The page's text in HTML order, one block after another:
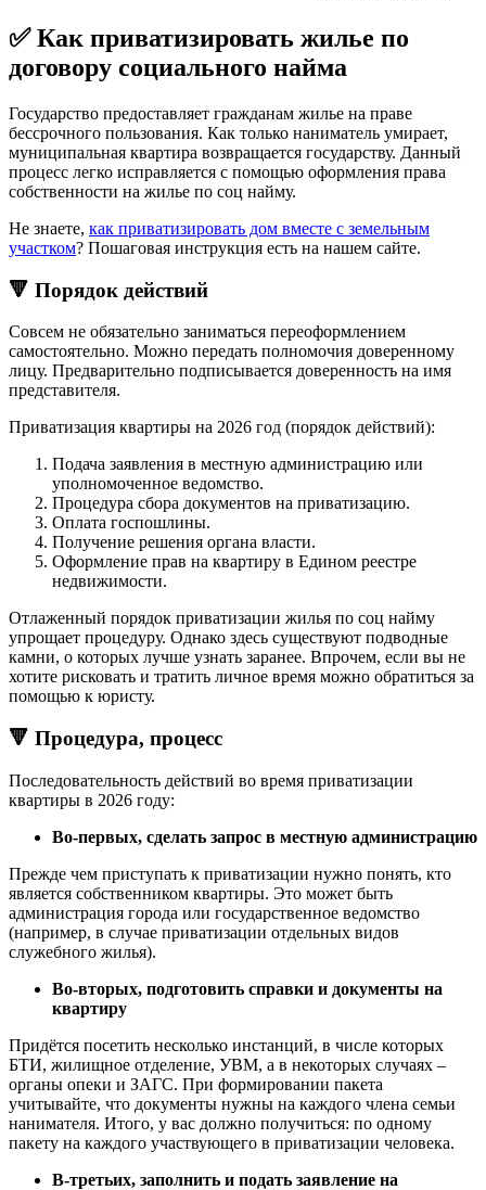
✅ Как приватизировать жилье по
договору социального найма
Государство предоставляет гражданам жилье на праве
бессрочного пользования. Как только наниматель умирает,
муниципальная квартира возвращается государству. Данный
процесс легко исправляется с помощью оформления права
собственности на жилье по соц найму.
Не знаете, как приватизировать дом вместе с земельным
участком? Пошаговая инструкция есть на нашем сайте.
🔻 Порядок действий
Совсем не обязательно заниматься переоформлением
самостоятельно. Можно передать полномочия доверенному
лицу. Предварительно подписывается доверенность на имя
представителя.
Приватизация квартиры на 2026 год (порядок действий):
Подача заявления в местную администрацию или
уполномоченное ведомство.
Процедура сбора документов на приватизацию.
Оплата госпошлины.
Получение решения органа власти.
Оформление прав на квартиру в Едином реестре
недвижимости.
Отлаженный порядок приватизации жилья по соц найму
упрощает процедуру. Однако здесь существуют подводные
камни, о которых лучше узнать заранее. Впрочем, если вы не
хотите рисковать и тратить личное время можно обратиться за
помощью к юристу.
🔻 Процедура, процесс
Последовательность действий во время приватизации
квартиры в 2026 году:
Во-первых, сделать запрос в местную администрацию
Прежде чем приступать к приватизации нужно понять, кто
является собственником квартиры. Это может быть
администрация города или государственное ведомство
(например, в случае приватизации отдельных видов
служебного жилья).
Во-вторых, подготовить справки и документы на
квартиру
Придётся посетить несколько инстанций, в числе которых
БТИ, жилищное отделение, УВМ, а в некоторых случаях –
органы опеки и ЗАГС. При формировании пакета
учитывайте, что документы нужны на каждого члена семьи
нанимателя. Итого, у вас должно получиться: по одному
пакету на каждого участвующего в приватизации человека.
В-третьих, заполнить и подать заявление на